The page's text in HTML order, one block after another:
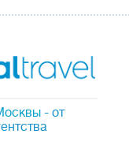
- от